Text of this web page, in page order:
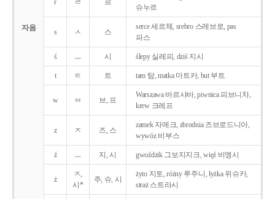
자음
r ㄹ 르
슈누르
s ㅅ 스
serce 세르체, srebro 스레브로, pas
파스
ś ㅡ 시 ślepy 실레피, dziś 지시
t ㅌ 트 tam 탐, matka 마트카, but 부트
w ㅂ 브, 프
Warszawa 바르샤바, piwnica 피브니차,
krew 크레프
z ㅈ 즈, 스
zamek 자메크, zbrodnia 즈브로드니아,
wywóz 비부스
ź ㅡ 지, 시 gwoździk 그보지지크, więź 비엥시
ż
ㅈ,
시*
주, 슈, 시
żyto 지토, różny 루주니, łyżka 위슈카,
straż 스트라시